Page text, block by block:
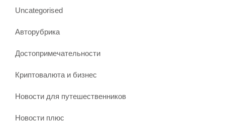
Uncategorised
Авторубрика
Достопримечательности
Криптовалюта и бизнес
Новости для путешественников
Новости плюс